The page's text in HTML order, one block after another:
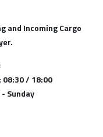
and Incoming Cargo
08:30 / 18:00
Sunday